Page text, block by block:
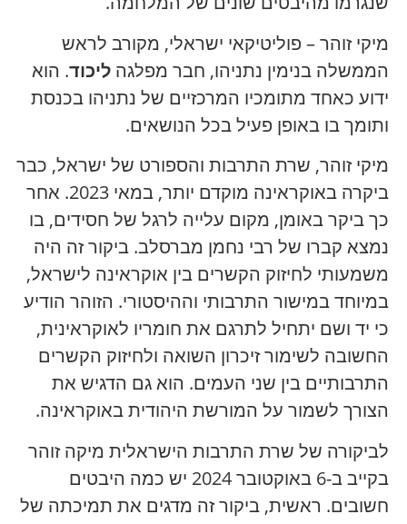
מיקי זוהר – פוליטיקאי ישראלי, מקורב לראש
הממשלה בנימין נתניהו, חבר מפלגה ליכוד. הוא
ידוע כאחד מתומכיו המרכזיים של נתניהו בכנסת
ותומך בו באופן פעיל בכל הנושאים.
מיקי זוהר, שרת התרבות והספורט של ישראל, כבר
ביקרה באוקראינה מוקדם יותר, במאי 2023. אחר
כך ביקר באומן, מקום עלייה לרגל של חסידים, בו
נמצא קברו של רבי נחמן מברסלב. ביקור זה היה
משמעותי לחיזוק הקשרים בין אוקראינה לישראל,
במיוחד במישור התרבותי וההיסטורי. הזוהר הודיע ​​
כי יד ושם יתחיל לתרגם את חומריו לאוקראינית,
החשובה לשימור זיכרון השואה ולחיזוק הקשרים
התרבותיים בין שני העמים. הוא גם הדגיש את
הצורך לשמור על המורשת היהודית באוקראינה.
לביקורה של שרת התרבות הישראלית מיקה זוהר
בקייב ב-6 באוקטובר 2024 יש כמה היבטים
חשובים. ראשית, ביקור זה מדגים את תמיכתה של